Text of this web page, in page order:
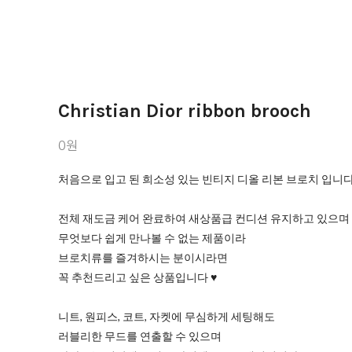
Christian Dior ribbon brooch
0원
처음으로 입고 된 희소성 있는 빈티지 디올 리본 브로치 입니
전체 재도금 케어 완료하여 새상품급 컨디션 유지하고 있으며
무엇보다 쉽게 만나볼 수 없는 제품이라
브로치류를 즐겨하시는 분이시라면
꼭 추천드리고 싶은 상품입니다 ♥
니트, 원피스, 코트, 자켓에 무심하게 세팅해도
러블리한 무드를 연출할 수 있으며